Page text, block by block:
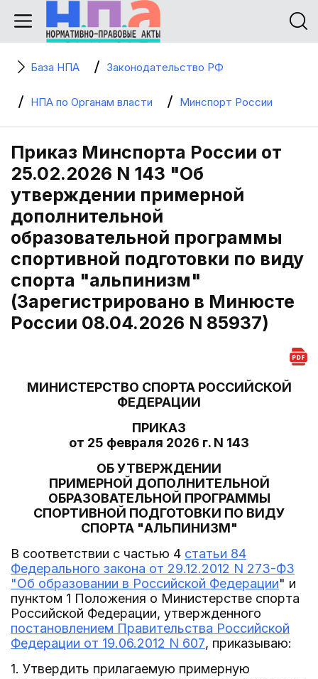
База НПА Законодательство РФ
НПА по Органам власти Минспорт России
Приказ Минспорта России от
25.02.2026 N 143 "Об
утверждении примерной
дополнительной
образовательной программы
спортивной подготовки по виду
спорта "альпинизм"
(Зарегистрировано в Минюсте
России 08.04.2026 N 85937)
МИНИСТЕРСТВО СПОРТА РОССИЙСКОЙ
ФЕДЕРАЦИИ
ПРИКАЗ
от 25 февраля 2026 г. N 143
ОБ УТВЕРЖДЕНИИ
ПРИМЕРНОЙ ДОПОЛНИТЕЛЬНОЙ
ОБРАЗОВАТЕЛЬНОЙ ПРОГРАММЫ
СПОРТИВНОЙ ПОДГОТОВКИ ПО ВИДУ
СПОРТА "АЛЬПИНИЗМ"
В соответствии с частью 4 статьи 84
Федерального закона от 29.12.2012 N 273-ФЗ
"Об образовании в Российской Федерации" и
пунктом 1 Положения о Министерстве спорта
Российской Федерации, утвержденного
постановлением Правительства Российской
Федерации от 19.06.2012 N 607, приказываю:
1. Утвердить прилагаемую примерную